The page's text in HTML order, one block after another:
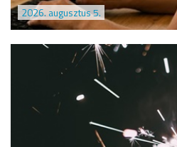
2026. augusztus 5.